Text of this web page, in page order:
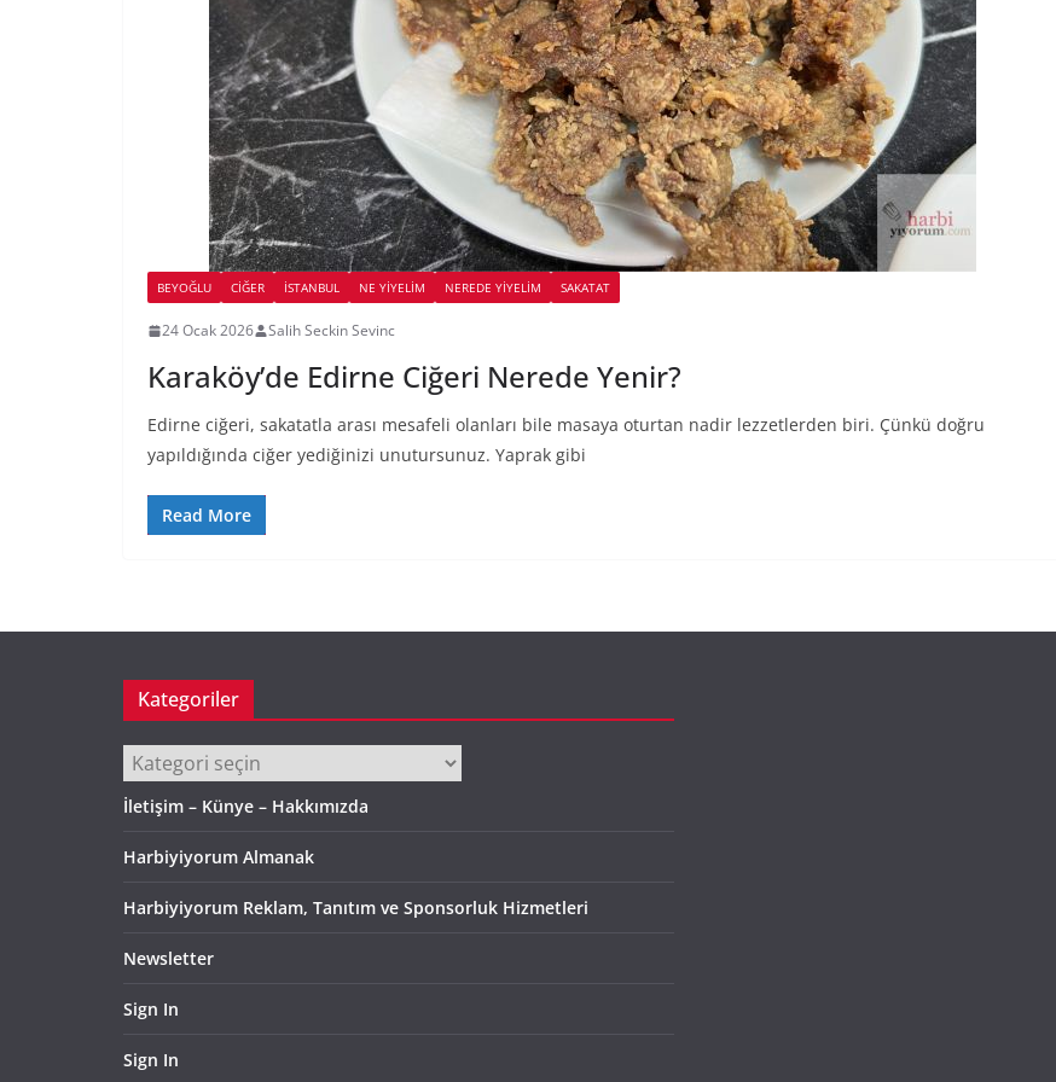
BEYOĞLU CIĞER İSTANBUL NE YİYELİM NEREDE YİYELİM SAKATAT
24 Ocak 2026 Salih Seckin Sevinc
Karaköy’de Edirne Ciğeri Nerede Yenir?
Edirne ciğeri, sakatatla arası mesafeli olanları bile masaya oturtan nadir lezzetlerden biri. Çünkü doğru
yapıldığında ciğer yediğinizi unutursunuz. Yaprak gibi
Read More
Kategoriler
Kategoriler
İletişim – Künye – Hakkımızda
Harbiyiyorum Almanak
Harbiyiyorum Reklam, Tanıtım ve Sponsorluk Hizmetleri
Newsletter
Sign In
Sign In